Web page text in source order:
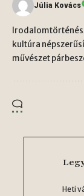
Júlia Kovács
kultúra
művészet
Heti